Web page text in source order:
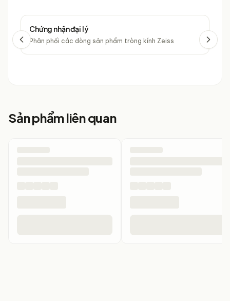
Chứng nhận đại lý
Phân phối các dòng sản phẩm tròng kính Zeiss
Sản phẩm liên quan